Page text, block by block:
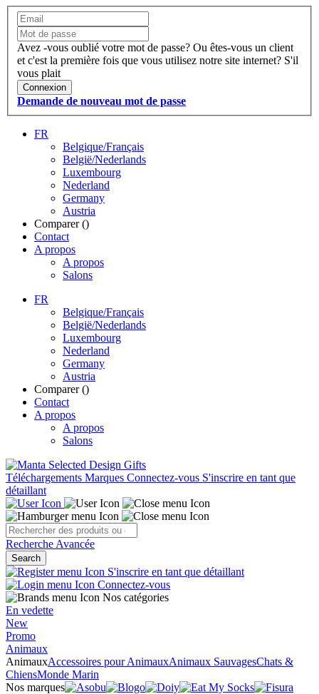
Avez -vous oublié votre mot de passe? Ou êtes-vous un client
et c'est la première fois que vous utilisez notre site internet? S'il
vous plait
Connexion
Demande de nouveau mot de passe
FR
Belgique/Français
België/Nederlands
Luxembourg
Nederland
Germany
Austria
Comparer ()
Contact
A propos
A propos
Salons
FR
Belgique/Français
België/Nederlands
Luxembourg
Nederland
Germany
Austria
Comparer ()
Contact
A propos
A propos
Salons
Téléchargements Marques Connectez-vous S'inscrire en tant que
détaillant
Recherche Avancée
Search
S'inscrire en tant que détaillant
Connectez-vous
Nos catégories
En vedette
New
Promo
Animaux
AnimauxAccessoires pour AnimauxAnimaux SauvagesChats &
ChiensMonde Marin
Nos marques